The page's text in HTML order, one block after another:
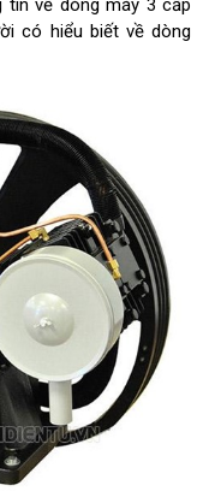
tin về dòng máy 3 cấp
có hiểu biết về dòng